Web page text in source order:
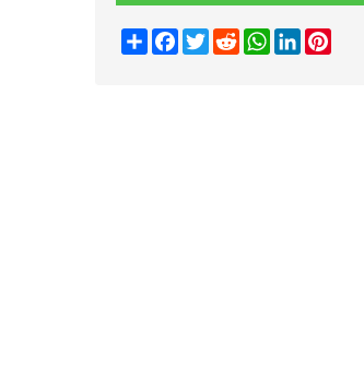
ShareFacebook
TwitterRedditWhatsApp
LinkedIn